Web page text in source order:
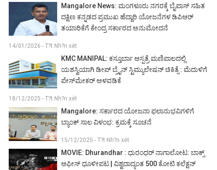
Mangalore News: ಮಂಗಳೂರು ನಗರಕ್ಕೆ ಬೈಪಾಸ್‌ ಸಹಿತ
ದಕ್ಷಿಣ ಕನ್ನಡದ ಪ್ರಮುಖ ಹೆದ್ದಾರಿ ಯೋಜನೆಗಳ ಡಿಪಿಆರ್
ತಯಾರಿಕೆಗೆ ಕೇಂದ್ರ ಸರ್ಕಾರದ ಅನುಮೋದನೆ
14/01/2026 - T?t Nh?n xét
KMC MANIPAL: ಕಸ್ತೂರ್ಬಾ ಆಸ್ಪತ್ರೆ ಮಣಿಪಾಲದಲ್ಲಿ
ಯಶಸ್ವಿಯಾಗಿ ಡೀಪ್ ಬ್ರೈನ್ ಸ್ಟಿಮ್ಯುಲೇಷನ್ ಚಿಕಿತ್ಸೆ : ಮೆದುಳಿಗೆ
ಪೇಸ್‌ಮೇಕರ್ ಅಳವಡಿಕೆ
18/12/2025 - T?t Nh?n xét
Mangalore: ಸರ್ಕಾರದ ಯೋಜನಾ ಫಲಾನುಭವಿಗಳಿಗೆ
ಬ್ಯಾಂಕ್ ಸಾಲ ವಿಳಂಭ: ಕ್ರಮಕ್ಕೆ ಸೂಚನೆ
15/12/2025 - T?t Nh?n xét
MOVIE: Dhurandhar : ಧುರಂಧರ್ ನಾಗಾಲೋಟ: ಬಾಕ್ಸ್
ಆಫೀಸ್ ಧೂಳೀಪಟ | ವಿಶ್ವದಾದ್ಯಂತ 500 ಕೋಟಿ ಕಲೆಕ್ಷನ್